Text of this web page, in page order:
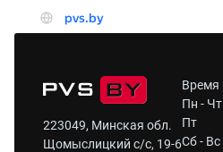
223049, Минская обл.
Щомыслицкий с/с, 19-6
Время
Пн - Чт
Пт
Сб - Вс